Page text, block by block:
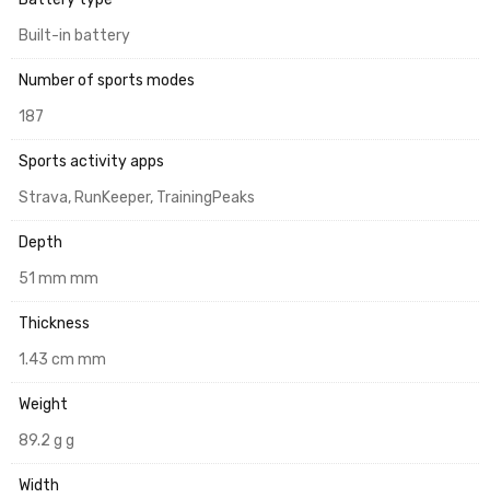
Built-in battery
Number of sports modes
187
Sports activity apps
Strava, RunKeeper, TrainingPeaks
Depth
51 mm mm
Thickness
1.43 cm mm
Weight
89.2 g g
Width